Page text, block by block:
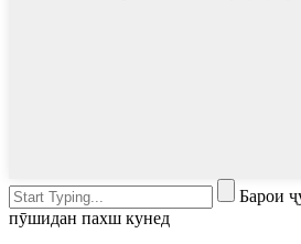
Барои
пӯшидан пахш кунед